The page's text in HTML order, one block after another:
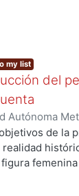
my list
del
Autónoma
de
de la